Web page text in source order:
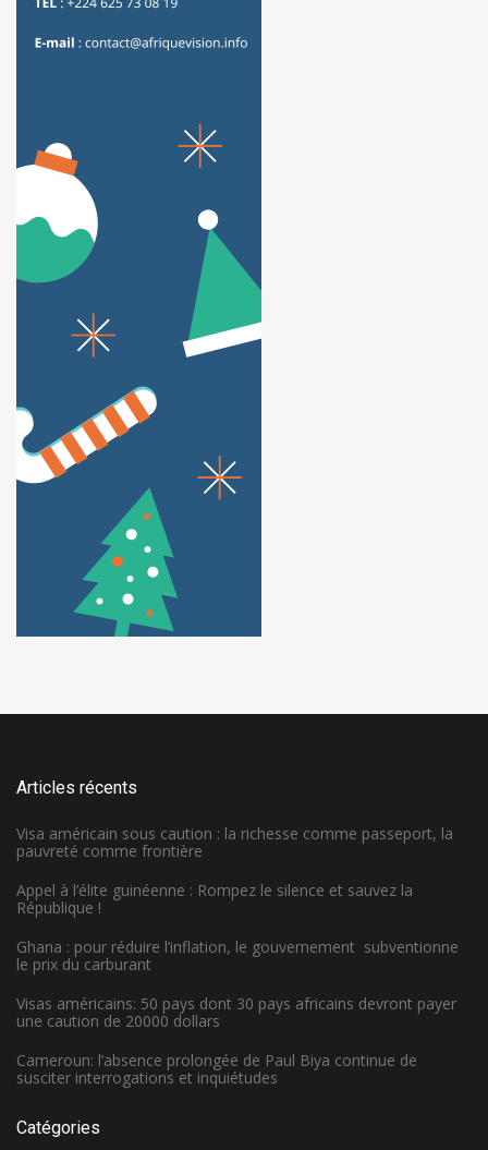
Articles récents
Visa américain sous caution : la richesse comme passeport, la
pauvreté comme frontière
Appel à l’élite guinéenne : Rompez le silence et sauvez la
République !
Ghana : pour réduire l’inflation, le gouvernement subventionne
le prix du carburant
Visas américains: 50 pays dont 30 pays africains devront payer
une caution de 20000 dollars
Cameroun: l’absence prolongée de Paul Biya continue de
susciter interrogations et inquiétudes
Catégories